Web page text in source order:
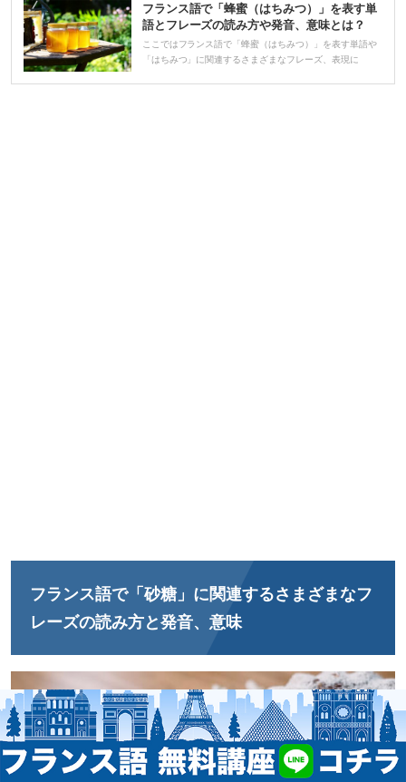
ー
ヤ
ー
フランス語で「蜂蜜（はちみつ）」を表す単
語とフレーズの読み方や発音、意味とは？
ここではフランス語で「蜂蜜（はちみつ）」を表す単語や
「はちみつ」に関連するさまざまなフレーズ、表現に
フランス語で「砂糖」に関連するさまざまなフ
レーズの読み方と発音、意味